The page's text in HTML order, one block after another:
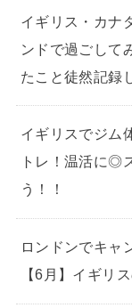
イギリス・カナ
ンドで過ごして
たこと徒然記録
イギリスでジム
トレ！温活に◎
う！！
ロンドンでキャ
【6月】イギリ